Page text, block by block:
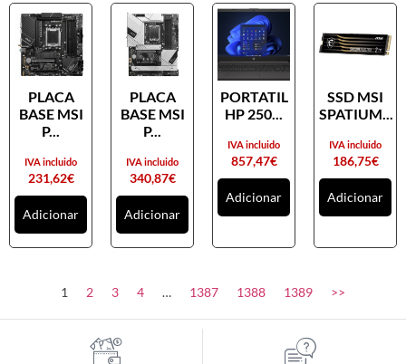
PLACA
BASE MSI
P...
231,62€
IVA incluido
Adicionar
PLACA
BASE MSI
P...
340,87€
IVA incluido
Adicionar
PORTATIL
HP 250...
857,47€
IVA incluido
Adicionar
SSD MSI
SPATIUM...
186,75€
IVA incluido
Adicionar
1 2 3 4 … 1387 1388 1389 >>